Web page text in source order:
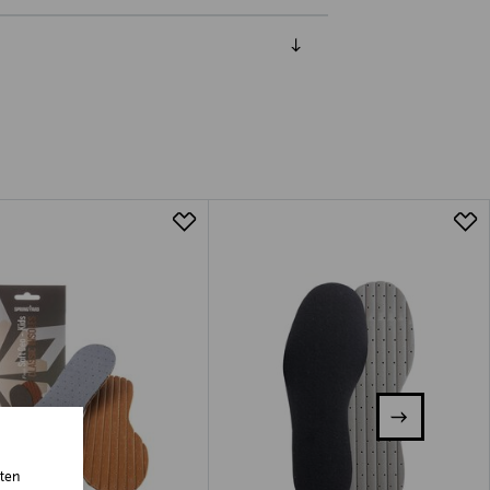
valittuun osoitteeseen.